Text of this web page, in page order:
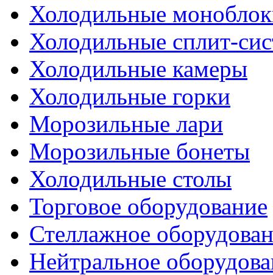
Холодильные
Холодильные сплит-
Холодильные камеры
Холодильные горки
Морозильные лари
Морозильные бонеты
Холодильные столы
Торговое оборудование
Стеллажное
Нейтральное